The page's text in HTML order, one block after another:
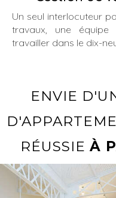
Un seul interlocuteur
travaux, une équipe
travailler dans le dix-
ENVIE
RÉUSSIE À